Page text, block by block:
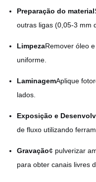
Preparação do material
outras ligas (0,05-3 mm
LimpezaRemover óleo
uniforme.
LaminagemAplique
lados.
Exposição e
de fluxo utilizando
Gravação¢ pulverizar
para obter canais livres